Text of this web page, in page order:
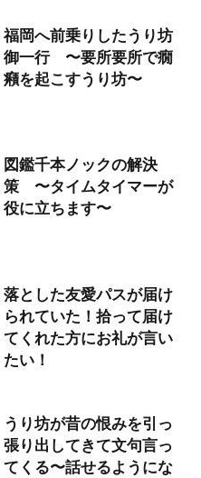
福岡へ前乗りしたうり坊
御一行 〜要所要所で癇
癪を起こすうり坊〜
図鑑千本ノックの解決
策 〜タイムタイマーが
役に立ちます〜
落とした友愛パスが届け
られていた！拾って届け
てくれた方にお礼が言い
たい！
うり坊が昔の恨みを引っ
張り出してきて文句言っ
てくる〜話せるようにな